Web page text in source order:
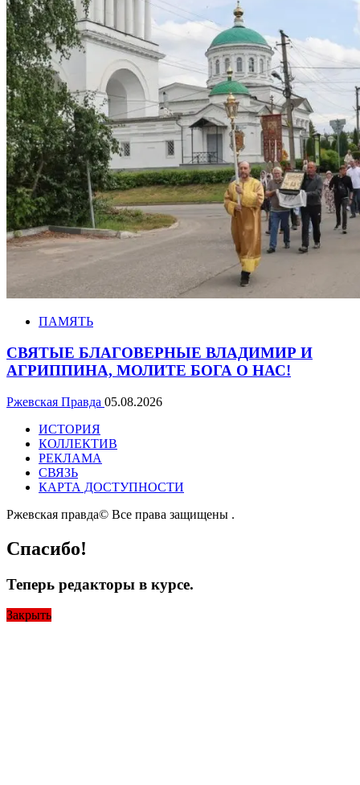
ПАМЯТЬ
СВЯТЫЕ БЛАГОВЕРНЫЕ ВЛАДИМИР И
АГРИППИНА, МОЛИТЕ БОГА О НАС!
Ржевская Правда 05.08.2026
ИСТОРИЯ
КОЛЛЕКТИВ
РЕКЛАМА
СВЯЗЬ
КАРТА ДОСТУПНОСТИ
Ржевская правда© Все права защищены .
Спасибо!
Теперь редакторы в курсе.
Закрыть